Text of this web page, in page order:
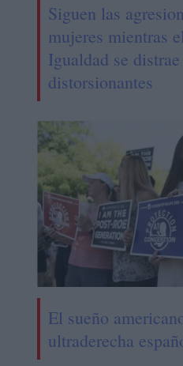
Siguen las
mujeres mientras
Igualdad se
distorsionantes
El sueño
ultraderecha